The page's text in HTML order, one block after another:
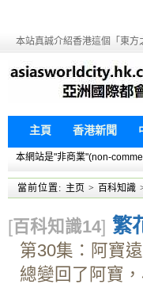
本站真誠介紹香港這個「東方
主頁 香港新聞
本網站是"非商業"(non-
當前位置: 主页 > 百科知識
[百科知識14] 繁
第30集：阿寶
總變回了阿寶